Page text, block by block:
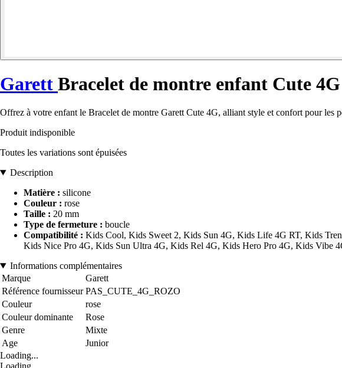
Garett Bracelet de montre enfant Cute 4G
Offrez à votre enfant le Bracelet de montre Garett Cute 4G, alliant style et confort pour les
Produit indisponible
Toutes les variations sont épuisées
Description
Matière : silicone
Couleur : rose
Taille : 20 mm
Type de fermeture : boucle
Compatibilité : Kids Cool, Kids Sweet 2, Kids Sun 4G, Kids Life 4G RT, Kids
Kids Nice Pro 4G, Kids Sun Ultra 4G, Kids Rel 4G, Kids Hero Pro 4G, Kids Vibe
Informations complémentaires
Marque
Garett
Référence fournisseur PAS_CUTE_4G_ROZO
Couleur
rose
Couleur dominante
Rose
Genre
Mixte
Age
Junior
Loading...